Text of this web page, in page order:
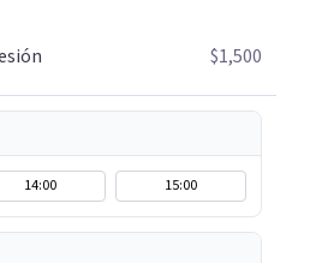
$1,500
14:00 15:00